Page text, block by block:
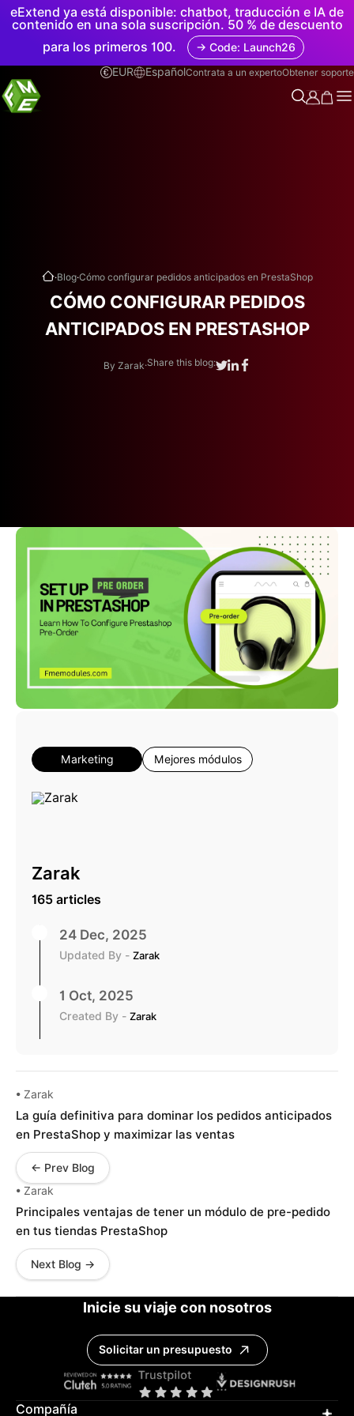
eExtend ya está disponible: chatbot, traducción e IA de
contenido en una sola suscripción. 50 % de descuento
para los primeros 100.
→ Code: Launch26
EUR
EspañolContrata a un expertoObtener soporte
.Blog.Cómo configurar pedidos anticipados en PrestaShop
CÓMO CONFIGURAR PEDIDOS
ANTICIPADOS EN PRESTASHOP
By Zarak.Share this blog:
Marketing Mejores módulos
Zarak
165 articles
24 Dec, 2025
Updated By - Zarak
1 Oct, 2025
Created By - Zarak
• Zarak
La guía definitiva para dominar los pedidos anticipados
en PrestaShop y maximizar las ventas
← Prev Blog
• Zarak
Principales ventajas de tener un módulo de pre-pedido
en tus tiendas PrestaShop
Next Blog →
Inicie su viaje con nosotros
Solicitar un presupuesto
Compañía